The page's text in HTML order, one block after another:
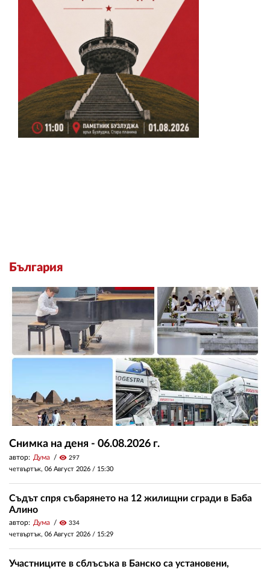
България
Снимка на деня - 06.08.2026 г.
автор: Дума visibility 297
четвъртък, 06 Август 2026 / 15:30
Съдът спря събарянето на 12 жилищни сгради в Баба
Алино
автор: Дума visibility 334
четвъртък, 06 Август 2026 / 15:29
Участниците в сблъсъка в Банско са установени,